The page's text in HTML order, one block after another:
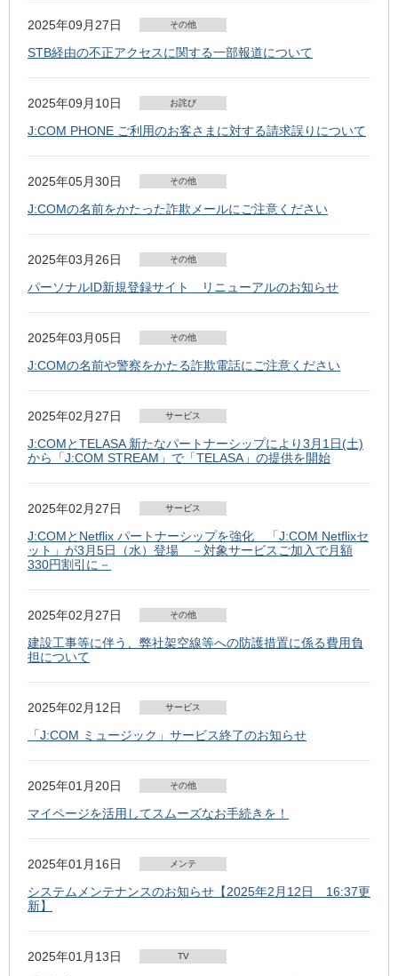
2025年09月27日 その他
STB経由の不正アクセスに関する一部報道について
2025年09月10日 お詫び
J:COM PHONE ご利用のお客さまに対する請求誤りについて
2025年05月30日 その他
J:COMの名前をかたった詐欺メールにご注意ください
2025年03月26日 その他
パーソナルID新規登録サイト リニューアルのお知らせ
2025年03月05日 その他
J:COMの名前や警察をかたる詐欺電話にご注意ください
2025年02月27日 サービス
J:COMとTELASA 新たなパートナーシップにより3月1日(土)
から「J:COM STREAM」で「TELASA」の提供を開始
2025年02月27日 サービス
J:COMとNetflix パートナーシップを強化 「J:COM Netflixセ
ット」が3月5日（水）登場 －対象サービスご加入で月額
330円割引に－
2025年02月27日 その他
建設工事等に伴う、弊社架空線等への防護措置に係る費用負
担について
2025年02月12日 サービス
「J:COM ミュージック」サービス終了のお知らせ
2025年01月20日 その他
マイページを活用してスムーズなお手続きを！
2025年01月16日 メンテ
システムメンテナンスのお知らせ【2025年2月12日 16:37更
新】
2025年01月13日 TV